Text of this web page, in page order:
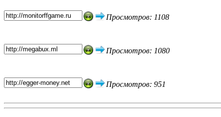
Просмотров: 1108
Просмотров: 1080
Просмотров: 951